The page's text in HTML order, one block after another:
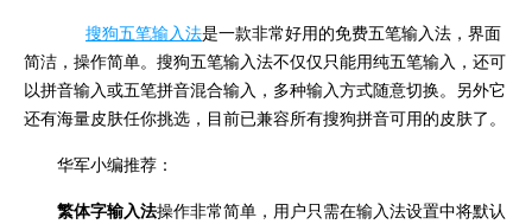
搜狗五笔输入法是一款非常好用的免费五笔输入法，界面
简洁，操作简单。搜狗五笔输入法不仅仅只能用纯五笔输入，还可
以拼音输入或五笔拼音混合输入，多种输入方式随意切换。另外它
还有海量皮肤任你挑选，目前已兼容所有搜狗拼音可用的皮肤了。
华军小编推荐：
繁体字输入法操作非常简单，用户只需在输入法设置中将默认